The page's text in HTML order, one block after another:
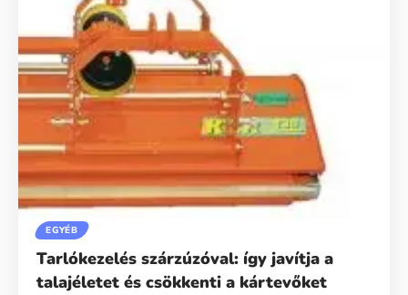
EGYÉB
Tarlókezelés szárzúzóval: így javítja a
talajéletet és csökkenti a kártevőket